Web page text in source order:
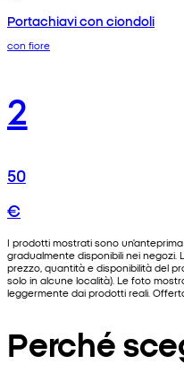
Portachiavi con ciondoli
con fiore
2
50
€
I prodotti mostrati sono
gradualmente disponibili nei negozi.
prezzo, quantità e disponibilità del
solo in alcune località). Le foto
leggermente dai prodotti reali.
Perché